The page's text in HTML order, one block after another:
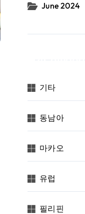
June 2024
기타
동남아
마카오
유럽
필리핀